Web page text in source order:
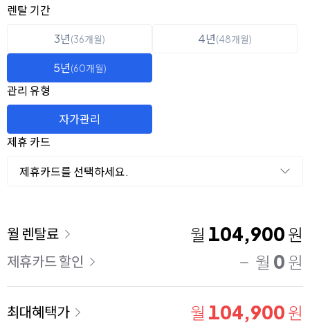
옵션 선택
렌탈 선택
렌탈 기간
3년(36개월) 4년(48개월)
5년(60개월)
관리 유형
자가관리
제휴 카드
제휴카드를 선택하세요.
이용 요금
월 렌탈료 월 104,900 원
제휴카드 할인 월 0 원
최대혜택가 월 104,900 원